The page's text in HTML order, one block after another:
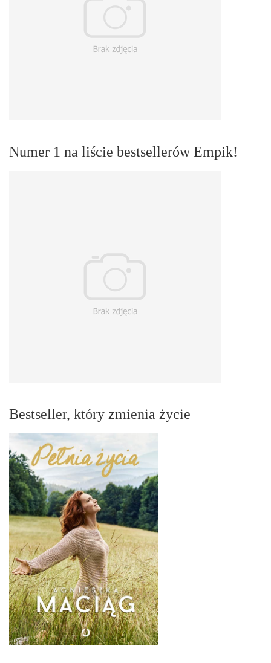
Numer 1 na liście bestsellerów Empik!
Bestseller, który zmienia życie